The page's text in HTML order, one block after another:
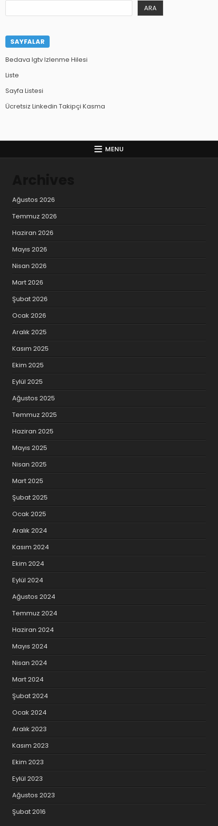
ARA
SAYFALAR
Bedava Igtv Izlenme Hilesi
Liste
Sayfa Listesi
Ücretsiz Linkedin Takipçi Kasma
MENU
Ağustos 2026
Temmuz 2026
Haziran 2026
Mayıs 2026
Nisan 2026
Mart 2026
Şubat 2026
Ocak 2026
Aralık 2025
Kasım 2025
Ekim 2025
Eylül 2025
Ağustos 2025
Temmuz 2025
Haziran 2025
Mayıs 2025
Nisan 2025
Mart 2025
Şubat 2025
Ocak 2025
Aralık 2024
Kasım 2024
Ekim 2024
Eylül 2024
Ağustos 2024
Temmuz 2024
Haziran 2024
Mayıs 2024
Nisan 2024
Mart 2024
Şubat 2024
Ocak 2024
Aralık 2023
Kasım 2023
Ekim 2023
Eylül 2023
Ağustos 2023
Şubat 2016